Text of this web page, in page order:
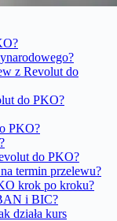
z Revolut do
do PKO?
PKO?
do PKO?
termin przelewu?
krok po kroku?
i BIC?
działa kurs